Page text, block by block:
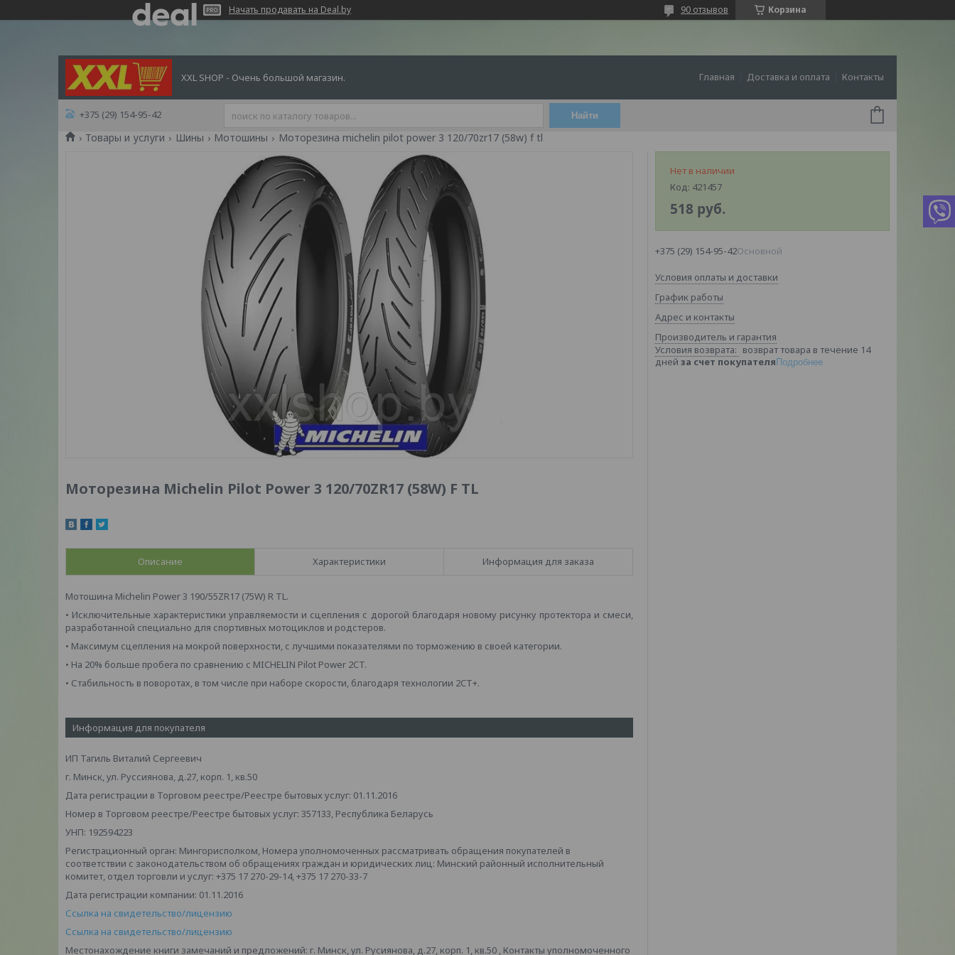
Начать продавать на Deal.by Корзина
90 отзывов
XXL SHOP - Очень большой магазин. Главная Доставка и оплата Контакты
+375 (29) 154-95-42 Найти
Товары и услуги Шины Мотошины Моторезина michelin pilot power 3 120/70zr17 (58w) f tl
Моторезина Michelin Pilot Power 3 120/70ZR17 (58W) F TL
Описание Характеристики Информация для заказа
Мотошина Michelin Power 3 190/55ZR17 (75W) R TL.
• Исключительные характеристики управляемости и сцепления с дорогой благодаря новому рисунку протектора и смеси,
разработанной специально для спортивных мотоциклов и родстеров.
• Максимум сцепления на мокрой поверхности, с лучшими показателями по торможению в своей категории.
• На 20% больше пробега по сравнению с MICHELIN Pilot Power 2CT.
• Стабильность в поворотах, в том числе при наборе скорости, благодаря технологии 2CT+.
Информация для покупателя
ИП Тагиль Виталий Сергеевич
г. Минск, ул. Руссиянова, д.27, корп. 1, кв.50
Дата регистрации в Торговом реестре/Реестре бытовых услуг: 01.11.2016
Номер в Торговом реестре/Реестре бытовых услуг: 357133, Республика Беларусь
УНП: 192594223
Регистрационный орган: Мингорисполком, Номера уполномоченных рассматривать обращения покупателей в
соответствии с законодательством об обращениях граждан и юридических лиц: Минский районный исполнительный
комитет, отдел торговли и услуг: +375 17 270-29-14, +375 17 270-33-7
Дата регистрации компании: 01.11.2016
Ссылка на свидетельство/лицензию
Ссылка на свидетельство/лицензию
Местонахождение книги замечаний и предложений: г. Минск, ул. Русиянова, д.27, корп. 1, кв.50 , Контакты уполномоченного
Нет в наличии
Код: 421457
518 руб.
+375 (29) 154-95-42Основной
Условия оплаты и доставки
График работы
Адрес и контакты
Производитель и гарантия
возврат товара в течение 14
дней за счет покупателя Подробнее